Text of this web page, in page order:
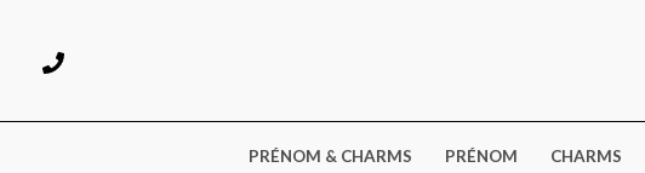
contenu
PRÉNOM & CHARMS PRÉNOM CHARMS